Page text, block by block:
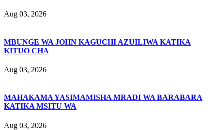
Aug 03, 2026
MBUNGE WA JOHN KAGUCHI AZUILIWA KATIKA
KITUO CHA
Aug 03, 2026
MAHAKAMA YASIMAMISHA MRADI WA BARABARA
KATIKA MSITU WA
Aug 03, 2026